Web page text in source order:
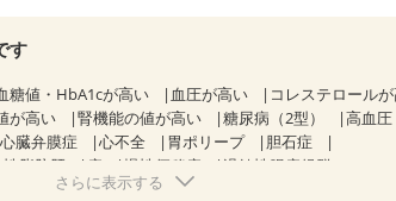
す
糖値・HbA1cが高い 血圧が高い
コレステロール
が高い 腎機能の値が高い 糖尿病（2型） 高血圧
心臓弁膜症 心不全 胃ポリープ
胆石症
性脂肪肝 痔 慢性便秘症
過敏性腸症候群（IBS）
糖尿病性腎症（第２期）
さらに表示する